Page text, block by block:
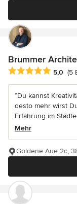
Brummer
Durchschnittliche
5,0 (5
“Du kannst
desto mehr wirst
Erfahrung im
Mehr
Goldene Aue 2c,